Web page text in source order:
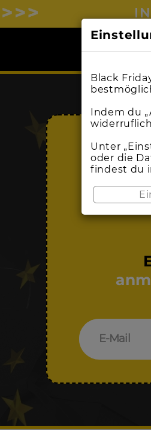
0
0
1
1
Black
Indem du
Unter
oder die
findest du